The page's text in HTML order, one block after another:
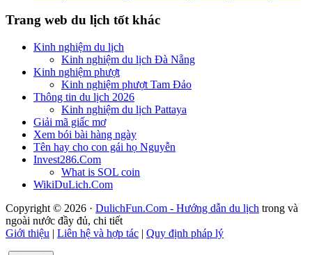
Trang web du lịch tốt khác
Kinh nghiệm du lịch
Kinh nghiệm du lịch Đà Nẵng
Kinh nghiệm phượt
Kinh nghiệm phượt Tam Đảo
Thông tin du lịch 2026
Kinh nghiệm du lịch Pattaya
Giải mã giấc mơ
Xem bói bài hàng ngày
Tên hay cho con gái họ Nguyễn
Invest286.Com
What is SOL coin
WikiDuLich.Com
Copyright © 2026 · DulichFun.Com - Hướng dẫn du lịch trong và
ngoài nước đầy đủ, chi tiết
Giới thiệu | Liên hệ và hợp tác | Quy định pháp lý